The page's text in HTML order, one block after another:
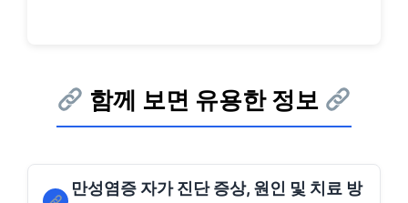
함께 보면 유용한 정보
만성염증 자가 진단 증상, 원인 및 치료 방